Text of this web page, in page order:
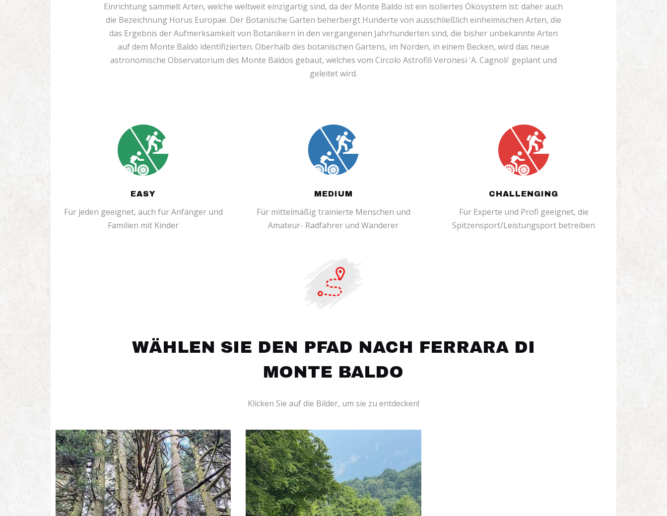
Einrichtung sammelt Arten, welche weltweit einzigartig sind, da der Monte Baldo ist ein isoliertes Ökosystem ist: daher auch
die Bezeichnung Horus Europae. Der Botanische Garten beherbergt Hunderte von ausschließlich einheimischen Arten, die
das Ergebnis der Aufmerksamkeit von Botanikern in den vergangenen Jahrhunderten sind, die bisher unbekannte Arten
auf dem Monte Baldo identifizierten. Oberhalb des botanischen Gartens, im Norden, in einem Becken, wird das neue
astronomische Observatorium des Monte Baldos gebaut, welches vom Circolo Astrofili Veronesi 'A. Cagnoli' geplant und
geleitet wird.
EASY
Für jeden geeignet, auch für Anfänger und
Familien mit Kinder
MEDIUM
Für mittelmäßig trainierte Menschen und
Amateur- Radfahrer und Wanderer
CHALLENGING
Für Experte und Profi geeignet, die
Spitzensport/Leistungsport betreiben
WÄHLEN SIE DEN PFAD NACH FERRARA DI
MONTE BALDO
Klicken Sie auf die Bilder, um sie zu entdecken!